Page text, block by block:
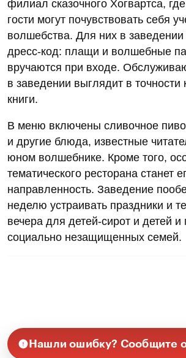
филиал сказочного Хогвартса,
гости могут почувствовать себя
волшебства. Для них в
дресс-код: плащи и волшебные
вручаются при входе.
в заведении выглядит в точности
книги.
В меню включены сливочное
и другие блюда, известные
юном волшебнике. Кроме того,
тематического ресторана станет
направленность. Заведение
неделю устраивать праздники и
вечера для детей-сирот и детей и
социально незащищенных семей.
Нашли ошибку? Сообщите